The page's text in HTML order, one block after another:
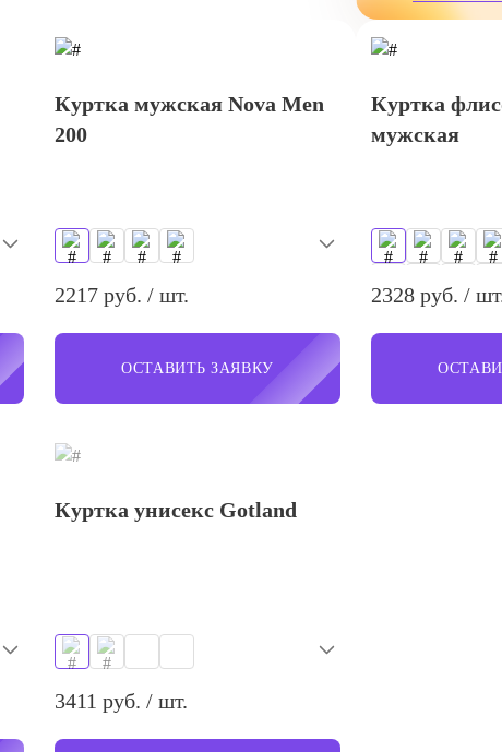
Куртка мужская Nova Men
200
2217 руб. / шт.
ОСТАВИТЬ ЗАЯВКУ
Куртка
мужская
2328 руб. /
Куртка унисекс Gotland
3411 руб. / шт.